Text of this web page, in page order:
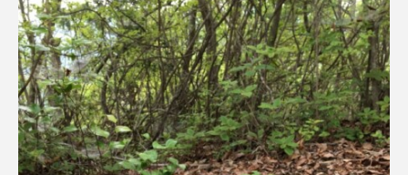
アリのおでかけ アリアナ・グランデ
アリス館 アル・パチーノ アンプラグド
アン・ハサウェイ アーカイブ アート
イエス・キリスト イギリス イギリス映画